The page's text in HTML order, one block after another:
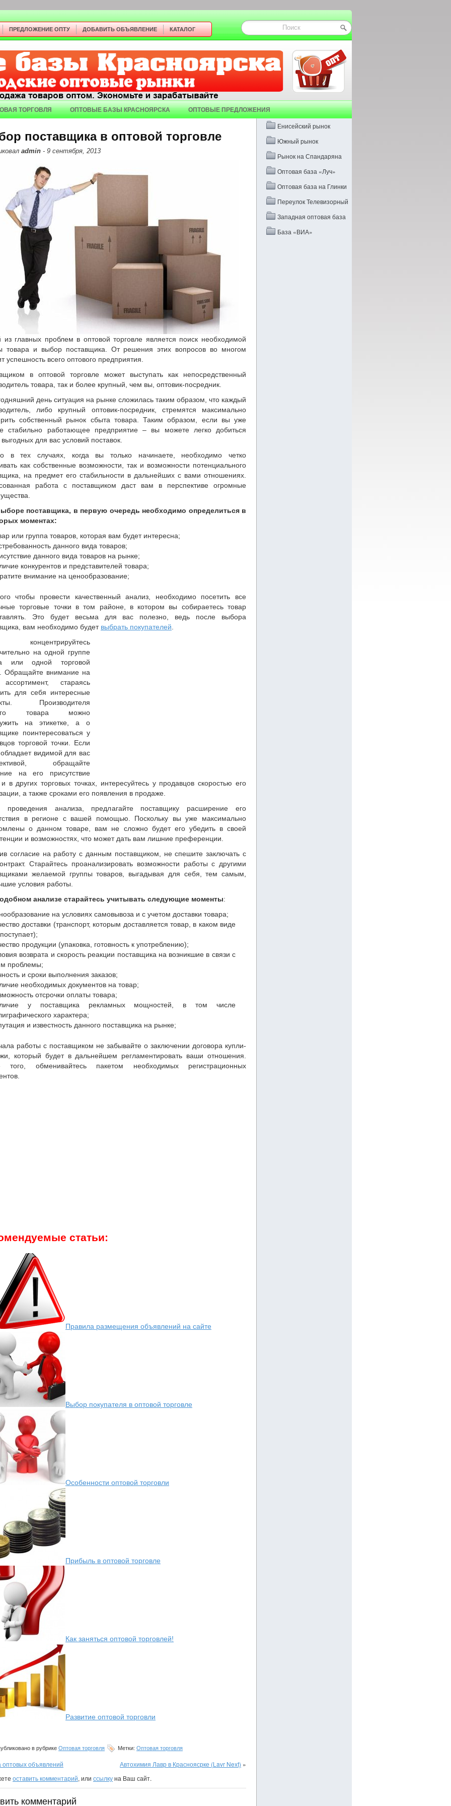
ПРЕДЛОЖЕНИЕ ОПТУ ДОБАВИТЬ ОБЪЯВЛЕНИЕ КАТАЛОГ
ТОРГОВЛЯ ОПТОВЫЕ БАЗЫ КРАСНОЯРСКА ОПТОВЫЕ ПРЕДЛОЖЕНИЯ
поставщика в оптовой торговле
admin - 9 сентября, 2013
из главных проблем в оптовой торговле является поиск необходимой
товара и выбор поставщика. От решения этих вопросов во многом
успешность всего оптового предприятия.
в оптовой торговле может выступать как непосредственный
товара, так и более крупный, чем вы, оптовик-посредник.
день ситуация на рынке сложилась таким образом, что каждый
либо крупный оптовик-посредник, стремятся максимально
собственный рынок сбыта товара. Таким образом, если вы уже
стабильно работающее предприятие – вы можете легко добиться
для вас условий поставок.
в тех случаях, когда вы только начинаете, необходимо четко
как собственные возможности, так и возможности потенциального
на предмет его стабильности в дальнейших с вами отношениях.
работа с поставщиком даст вам в перспективе огромные
поставщика, в первую очередь необходимо определиться в
моментах:
или группа товаров, которая вам будет интересна;
данного вида товаров;
данного вида товаров на рынке;
конкурентов и представителей товара;
внимание на ценообразование;
чтобы провести качественный анализ, необходимо посетить все
торговые точки в том районе, в котором вы собираетесь товар
Это будет весьма для вас полезно, ведь после выбора
вам необходимо будет выбрать покупателей
на одной группе
или одной торговой
Обращайте внимание на
стараясь
для себя интересные
Производителя
товара можно
на этикетке, а о
поинтересоваться у
торговой точки. Если
видимой для вас
обращайте
на его присутствие
в других торговых точках, интересуйтесь у продавцов скоростью его
а также сроками его появления в продаже.
проведения анализа, предлагайте поставщику расширение его
в регионе с вашей помощью. Поскольку вы уже максимально
о данном товаре, вам не сложно будет его убедить в своей
и возможностях, что может дать вам лишние преференции.
согласие на работу с данным поставщиком, не спешите заключать с
Старайтесь проанализировать возможности работы с другими
желаемой группы товаров, выгадывая для себя, тем самым,
условия работы.
анализе старайтесь учитывать следующие моменты:
на условиях самовывоза и с учетом доставки товара;
доставки (транспорт, которым доставляется товар, в каком виде
продукции (упаковка, готовность к употреблению);
возврата и скорость реакции поставщика на возникшие в связи с
проблемы;
и сроки выполнения заказов;
необходимых документов на товар;
отсрочки оплаты товара;
у поставщика рекламных мощностей, в том числе
характера;
и известность данного поставщика на рынке;
работы с поставщиком не забывайте о заключении договора купли-
который будет в дальнейшем регламентировать ваши отношения.
того, обменивайтесь пакетом необходимых регистрационных
статьи:
Правила размещения объявлений на сайте
Выбор покупателя в оптовой торговле
Особенности оптовой торговли
Прибыль в оптовой торговле
Как заняться оптовой торговлей!
Развитие оптовой торговли
в рубрике Оптовая торговля Метки: Оптовая торговля
оптовых объявлений Автохимия Лавр в Красноясрке (Lavr Next) »
оставить комментарий, или ссылкуна Ваш сайт.
комментарий
Енисейский рынок
Южный рынок
Рынок на Спандаряна
Оптовая база «Луч»
Оптовая база на Глинки
Переулок Телевизорный
Западная оптовая база
База «ВИА»